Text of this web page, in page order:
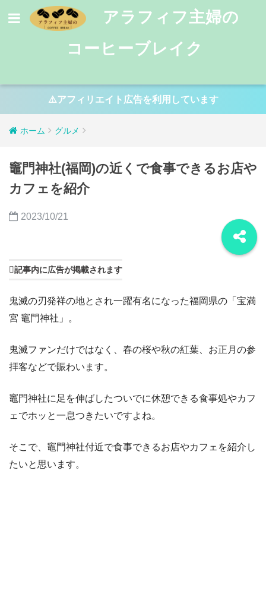
アラフィフ主婦の
コーヒーブレイク
⚠️アフィリエイト広告を利用しています
ホーム グルメ
竈門神社(福岡)の近くで食事できるお店や
カフェを紹介
2023/10/21
記事内に広告が掲載されます
鬼滅の刃発祥の地とされ一躍有名になった福岡県の「宝満
宮 竈門神社」。
鬼滅ファンだけではなく、春の桜や秋の紅葉、お正月の参
拝客などで賑わいます。
竈門神社に足を伸ばしたついでに休憩できる食事処やカフ
ェでホッと一息つきたいですよね。
そこで、竈門神社付近で食事できるお店やカフェを紹介し
たいと思います。